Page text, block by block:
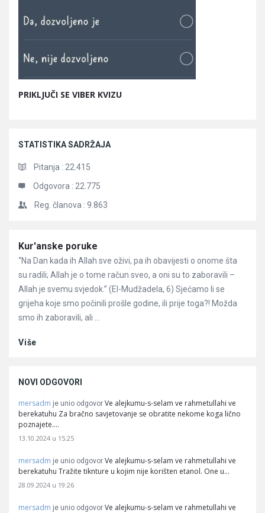
PRIKLJUČI SE VIBER KVIZU
STATISTIKA SADRŽAJA
Pitanja : 22.415
Odgovora : 22.775
Reg. članova : 9.863
Članci
Kur'anske poruke
“Na Dan kada ih Allah sve oživi, pa ih obavijesti o onome šta
su radili; Allah je o tome račun sveo, a oni su to zaboravili –
Allah je svemu svjedok.” (El-Mudžadela, 6) Sjećamo li se
grijeha koje smo počinili prošle godine, ili prije toga?! Možda
smo ih zaboravili, ali ...
Više
NOVI ODGOVORI
mersadm je unio odgovor Ve alejkumu-s-selam ve rahmetullahi ve
berekatuhu Za bračno savjetovanje se obratite nekome koga lično
poznajete.…
13.10.2024 u 15:25
mersadm je unio odgovor Ve alejkumu-s-selam ve rahmetullahi ve
berekatuhu Tražite tiknture u kojim nije korišten etanol. One u…
28.09.2024 u 19:26
mersadm je unio odgovor Ve alejkumu-s-selam ve rahmetullahi ve